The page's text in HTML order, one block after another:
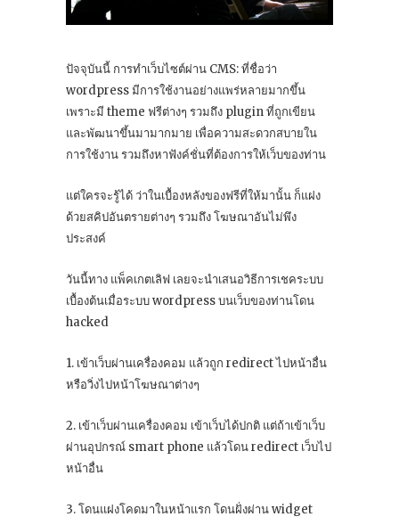
ปัจจุบันนี้ การทำเว็บไซต์ผ่าน CMS: ที่ชื่อว่า
wordpress มีการใช้งานอย่างแพร่หลายมากขึ้น
เพราะมี theme ฟรีต่างๆ รวมถึง plugin ที่ถูกเขียน
และพัฒนาขึ้นมามากมาย เพื่อความสะดวกสบายใน
การใช้งาน รวมถึงหาฟังค์ชั่นที่ต้องการให้เว็บของท่าน
แต่ใครจะรู้ได้ ว่าในเบื้องหลังของฟรีที่ให้มานั้น ก็แฝง
ด้วยสคิปอันตรายต่างๆ รวมถึง โฆษณาอันไม่พึง
ประสงค์
วันนี้ทาง แพ็คเกตเลิฟ เลยจะนำเสนอวิธีการเชคระบบ
เบื้องต้นเมื่อระบบ wordpress บนเว็บของท่านโดน
hacked
1. เข้าเว็บผ่านเครื่องคอม แล้วถูก redirect ไปหน้าอื่น
หรือวิ่งไปหน้าโฆษณาต่างๆ
2. เข้าเว็บผ่านเครื่องคอม เข้าเว็บได้ปกติ แต่ถ้าเข้าเว็บ
ผ่านอุปกรณ์ smart phone แล้วโดน redirect เว็บไป
หน้าอื่น
3. โดนแฝงโคดมาในหน้าแรก โดนฝั่งผ่าน widget